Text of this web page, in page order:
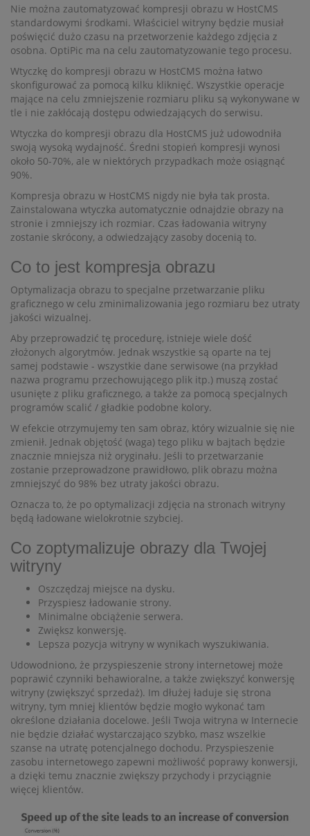
Nie można zautomatyzować kompresji obrazu w HostCMS
standardowymi środkami. Właściciel witryny będzie musiał
poświęcić dużo czasu na przetworzenie każdego zdjęcia z
osobna. OptiPic ma na celu zautomatyzowanie tego procesu.
Wtyczkę do kompresji obrazu w HostCMS można łatwo
skonfigurować za pomocą kilku kliknięć. Wszystkie operacje
mające na celu zmniejszenie rozmiaru pliku są wykonywane w
tle i nie zakłócają dostępu odwiedzających do serwisu.
Wtyczka do kompresji obrazu dla HostCMS już udowodniła
swoją wysoką wydajność. Średni stopień kompresji wynosi
około 50-70%, ale w niektórych przypadkach może osiągnąć
90%.
Kompresja obrazu w HostCMS nigdy nie była tak prosta.
Zainstalowana wtyczka automatycznie odnajdzie obrazy na
stronie i zmniejszy ich rozmiar. Czas ładowania witryny
zostanie skrócony, a odwiedzający zasoby docenią to.
Co to jest kompresja obrazu
Optymalizacja obrazu to specjalne przetwarzanie pliku
graficznego w celu zminimalizowania jego rozmiaru bez utraty
jakości wizualnej.
Aby przeprowadzić tę procedurę, istnieje wiele dość
złożonych algorytmów. Jednak wszystkie są oparte na tej
samej podstawie - wszystkie dane serwisowe (na przykład
nazwa programu przechowującego plik itp.) muszą zostać
usunięte z pliku graficznego, a także za pomocą specjalnych
programów scalić / gładkie podobne kolory.
W efekcie otrzymujemy ten sam obraz, który wizualnie się nie
zmienił. Jednak objętość (waga) tego pliku w bajtach będzie
znacznie mniejsza niż oryginału. Jeśli to przetwarzanie
zostanie przeprowadzone prawidłowo, plik obrazu można
zmniejszyć do 98% bez utraty jakości obrazu.
Oznacza to, że po optymalizacji zdjęcia na stronach witryny
będą ładowane wielokrotnie szybciej.
Co zoptymalizuje obrazy dla Twojej
witryny
Oszczędzaj miejsce na dysku.
Przyspiesz ładowanie strony.
Minimalne obciążenie serwera.
Zwiększ konwersję.
Lepsza pozycja witryny w wynikach wyszukiwania.
Udowodniono, że przyspieszenie strony internetowej może
poprawić czynniki behawioralne, a także zwiększyć konwersję
witryny (zwiększyć sprzedaż). Im dłużej ładuje się strona
witryny, tym mniej klientów będzie mogło wykonać tam
określone działania docelowe. Jeśli Twoja witryna w Internecie
nie będzie działać wystarczająco szybko, masz wszelkie
szanse na utratę potencjalnego dochodu. Przyspieszenie
zasobu internetowego zapewni możliwość poprawy konwersji,
a dzięki temu znacznie zwiększy przychody i przyciągnie
więcej klientów.